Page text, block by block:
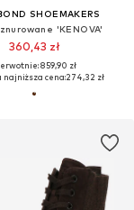
SHOEMAKERS
'KENOVA'
360,43 zł
859,90 zł
cena:274,32 zł